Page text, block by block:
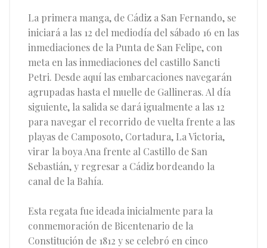
La primera manga, de Cádiz a San Fernando, se
iniciará a las 12 del mediodía del sábado 16 en las
inmediaciones de la Punta de San Felipe, con
meta en las inmediaciones del castillo Sancti
Petri. Desde aquí las embarcaciones navegarán
agrupadas hasta el muelle de Gallineras. Al día
siguiente, la salida se dará igualmente a las 12
para navegar el recorrido de vuelta frente a las
playas de Camposoto, Cortadura, La Victoria,
virar la boya Ana frente al Castillo de San
Sebastián, y regresar a Cádiz bordeando la
canal de la Bahía.
Esta regata fue ideada inicialmente para la
conmemoración de Bicentenario de la
Constitución de 1812 y se celebró en cinco